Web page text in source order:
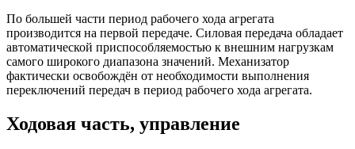
По большей части период рабочего хода агрегата
производится на первой передаче. Силовая передача обладает
автоматической приспособляемостью к внешним нагрузкам
самого широкого диапазона значений. Механизатор
фактически освобождён от необходимости выполнения
переключений передач в период рабочего хода агрегата.
Ходовая часть, управление